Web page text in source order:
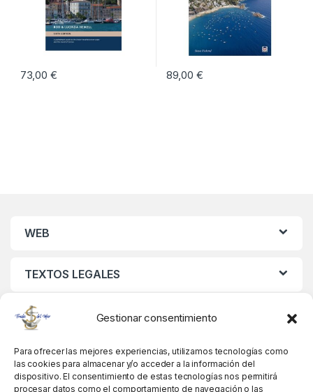
Gestionar consentimiento
Para ofrecer las mejores experiencias, utilizamos tecnologías como
las cookies para almacenar y/o acceder a la información del
dispositivo. El consentimiento de estas tecnologías nos permitirá
procesar datos como el comportamiento de navegación o las
73,00 € 89,00 €
WEB
TEXTOS LEGALES
MIS DATOS